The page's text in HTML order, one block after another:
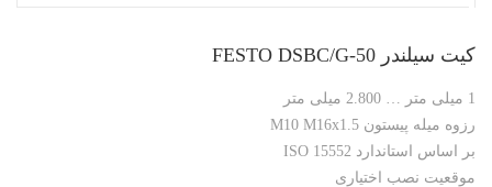
کیت سیلندر FESTO DSBC/G-50
1 میلی متر … 2.800 میلی متر
رزوه میله پیستون M10 M16x1.5
بر اساس استاندارد ISO 15552
موقعیت نصب اختیاری